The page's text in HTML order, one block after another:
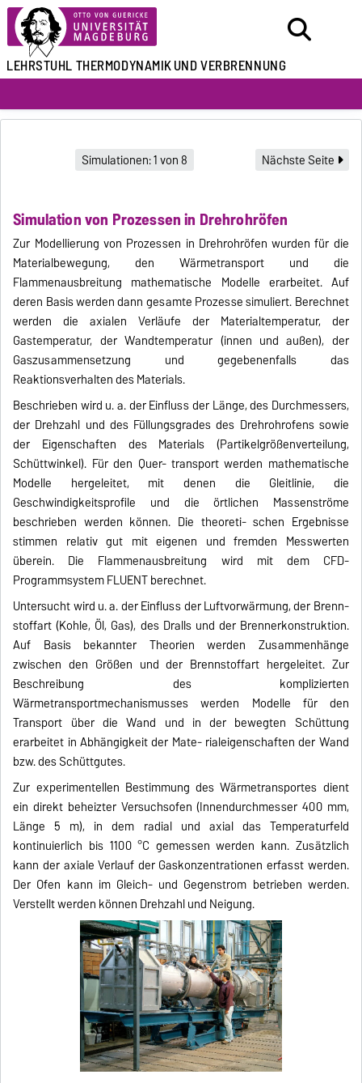
LEHRSTUHLTHERMODYNAMIKUND VERBRENNUNG
Simulationen: 1 von 8 Nächste Seite
Simulation von Prozessen in Drehrohröfen
Zur Modellierung von Prozessen in Drehrohröfen wurden für die
Materialbewegung, den Wärmetransport und die
Flammenausbreitung mathematische Modelle erarbeitet. Auf
deren Basis werden dann gesamte Prozesse simuliert. Berechnet
werden die axialen Verläufe der Materialtemperatur, der
Gastemperatur, der Wandtemperatur (innen und außen), der
Gaszusammensetzung und gegebenenfalls das
Reaktionsverhalten des Materials.
Beschrieben wird u. a. der Einfluss der Länge, des Durchmessers,
der Drehzahl und des Füllungsgrades des Drehrohrofens sowie
der Eigenschaften des Materials (Partikelgrößenverteilung,
Schüttwinkel). Für den Quer- transport werden mathematische
Modelle hergeleitet, mit denen die Gleitlinie, die
Geschwindigkeitsprofile und die örtlichen Massenströme
beschrieben werden können. Die theoreti- schen Ergebnisse
stimmen relativ gut mit eigenen und fremden Messwerten
überein. Die Flammenausbreitung wird mit dem CFD-
Programmsystem FLUENT berechnet.
Untersucht wird u. a. der Einfluss der Luftvorwärmung, der Brenn-
stoffart (Kohle, Öl, Gas), des Dralls und der Brennerkonstruktion.
Auf Basis bekannter Theorien werden Zusammenhänge
zwischen den Größen und der Brennstoffart hergeleitet. Zur
Beschreibung des komplizierten
Wärmetransportmechanismusses werden Modelle für den
Transport über die Wand und in der bewegten Schüttung
erarbeitet in Abhängigkeit der Mate- rialeigenschaften der Wand
bzw. des Schüttgutes.
Zur experimentellen Bestimmung des Wärmetransportes dient
ein direkt beheizter Versuchsofen (Innendurchmesser 400 mm,
Länge 5 m), in dem radial und axial das Temperaturfeld
kontinuierlich bis 1100 °C gemessen werden kann. Zusätzlich
kann der axiale Verlauf der Gaskonzentrationen erfasst werden.
Der Ofen kann im Gleich- und Gegenstrom betrieben werden.
Verstellt werden können Drehzahl und Neigung.